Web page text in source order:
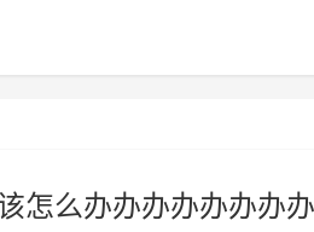
怎么办办办办办办办办